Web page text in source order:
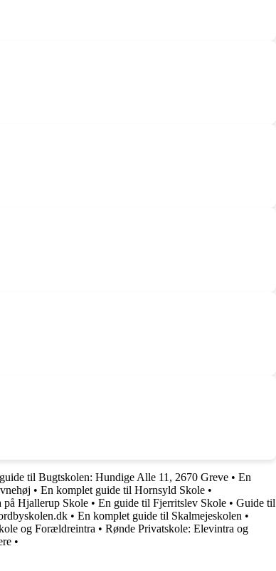
til Bugtskolen: Hundige Alle 11, 2670 Greve • En
• En komplet guide til Hornsyld Skole •
Hjallerup Skole • En guide til Fjerritslev Skole • Guide til
• En komplet guide til Skalmejeskolen •
og Forældreintra • Rønde Privatskole: Elevintra og
•